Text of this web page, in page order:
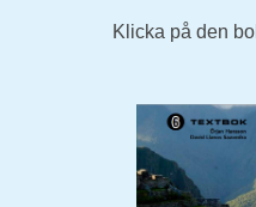
Klicka på den